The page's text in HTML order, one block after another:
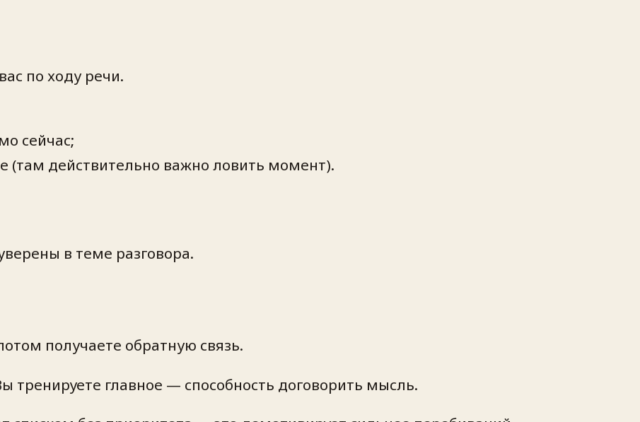
по ходу речи.
сейчас;
(там действительно важно ловить момент).
в теме разговора.
получаете обратную связь.
тренируете главное — способность договорить мысль.